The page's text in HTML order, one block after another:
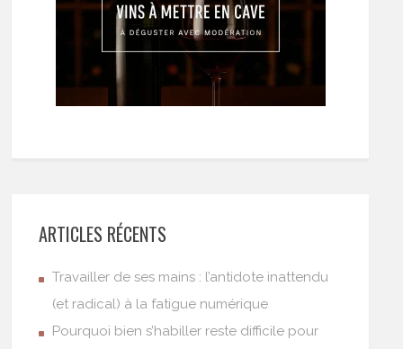
ARTICLES RÉCENTS
Travailler de ses mains : l’antidote inattendu
(et radical) à la fatigue numérique
Pourquoi bien s’habiller reste difficile pour